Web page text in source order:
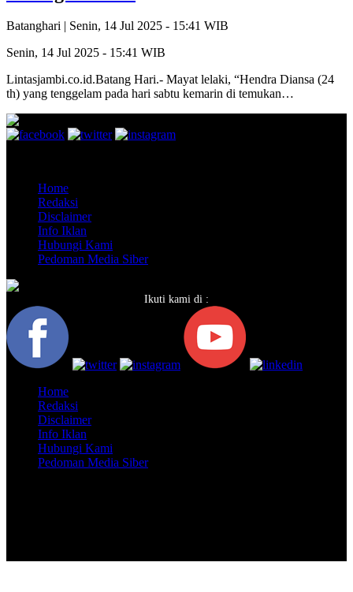
Batanghari | Senin, 14 Jul 2025 - 15:41 WIB
Senin, 14 Jul 2025 - 15:41 WIB
Lintasjambi.co.id.Batang Hari.- Mayat lelaki, “Hendra Diansa (24
th) yang tenggelam pada hari sabtu kemarin di temukan…
Home
Redaksi
Disclaimer
Info Iklan
Hubungi Kami
Pedoman Media Siber
Ikuti kami di :
Home
Redaksi
Disclaimer
Info Iklan
Hubungi Kami
Pedoman Media Siber